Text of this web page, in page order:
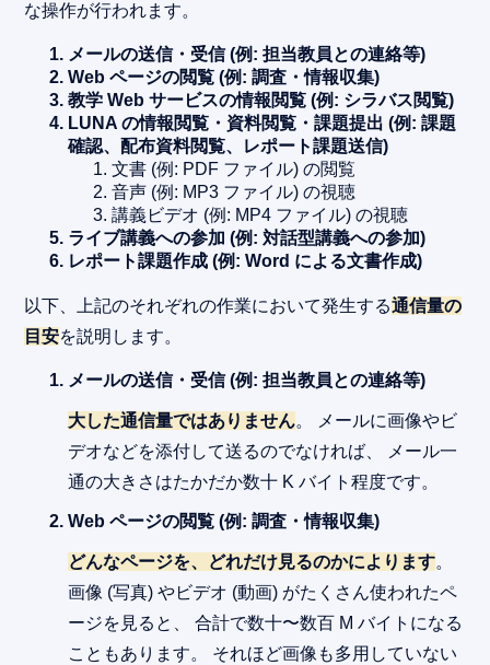
な操作が行われます。
メールの送信・受信 (例: 担当教員との連絡等)
Web ページの閲覧 (例: 調査・情報収集)
教学 Web サービスの情報閲覧 (例: シラバス閲覧)
LUNA の情報閲覧・資料閲覧・課題提出 (例: 課題
確認、配布資料閲覧、レポート課題送信)
文書 (例: PDF ファイル) の閲覧
音声 (例: MP3 ファイル) の視聴
講義ビデオ (例: MP4 ファイル) の視聴
ライブ講義への参加 (例: 対話型講義への参加)
レポート課題作成 (例: Word による文書作成)
以下、上記のそれぞれの作業において発生する通信量の
目安を説明します。
メールの送信・受信 (例: 担当教員との連絡等)
大した通信量ではありません。 メールに画像やビ
デオなどを添付して送るのでなければ、 メール一
通の大きさはたかだか数十 K バイト程度です。
Web ページの閲覧 (例: 調査・情報収集)
どんなページを、どれだけ見るのかによります。
画像 (写真) やビデオ (動画) がたくさん使われたペ
ージを見ると、 合計で数十〜数百 M バイトになる
こともあります。 それほど画像も多用していない